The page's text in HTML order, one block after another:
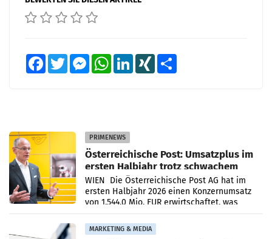
FacebookTwitter MessengerWhatsAppLinkedInXING
PRIMENEWS
Österreichische Post: Umsatzplus im
ersten Halbjahr trotz schwachem
Briefgeschäft
WIEN Die Österreichische Post AG hat im
ersten Halbjahr 2026 einen Konzernumsatz
von 1.544,0 Mio. EUR erwirtschaftet, was
einem Plus von 3,8 Prozent gegenüber dem
Vergleichszeitraum
MARKETING & MEDIA